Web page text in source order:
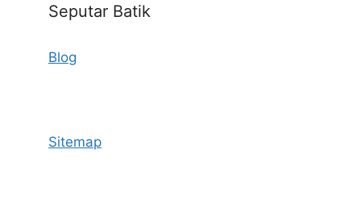
Seputar Batik
Blog
Sitemap